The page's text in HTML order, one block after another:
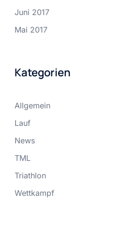
Juni 2017
Mai 2017
Kategorien
Allgemein
Lauf
News
TML
Triathlon
Wettkampf